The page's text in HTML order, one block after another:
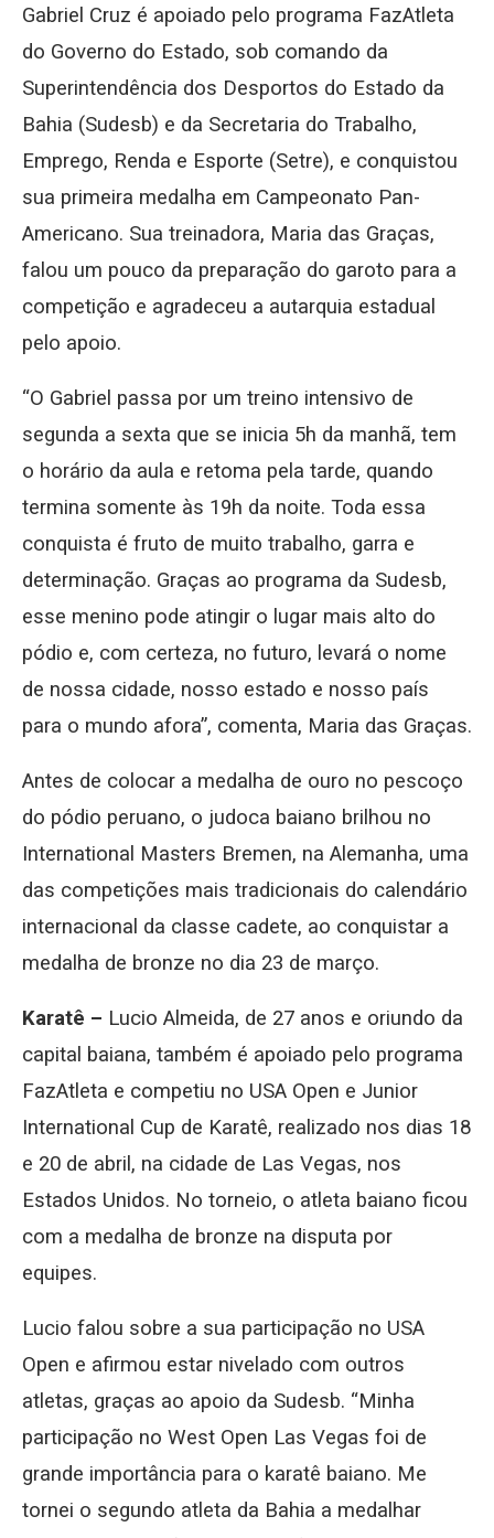
Gabriel Cruz é apoiado pelo programa FazAtleta
do Governo do Estado, sob comando da
Superintendência dos Desportos do Estado da
Bahia (Sudesb) e da Secretaria do Trabalho,
Emprego, Renda e Esporte (Setre), e conquistou
sua primeira medalha em Campeonato Pan-
Americano. Sua treinadora, Maria das Graças,
falou um pouco da preparação do garoto para a
competição e agradeceu a autarquia estadual
pelo apoio.
“O Gabriel passa por um treino intensivo de
segunda a sexta que se inicia 5h da manhã, tem
o horário da aula e retoma pela tarde, quando
termina somente às 19h da noite. Toda essa
conquista é fruto de muito trabalho, garra e
determinação. Graças ao programa da Sudesb,
esse menino pode atingir o lugar mais alto do
pódio e, com certeza, no futuro, levará o nome
de nossa cidade, nosso estado e nosso país
para o mundo afora”, comenta, Maria das Graças.
Antes de colocar a medalha de ouro no pescoço
do pódio peruano, o judoca baiano brilhou no
International Masters Bremen, na Alemanha, uma
das competições mais tradicionais do calendário
internacional da classe cadete, ao conquistar a
medalha de bronze no dia 23 de março.
Karatê – Lucio Almeida, de 27 anos e oriundo da
capital baiana, também é apoiado pelo programa
FazAtleta e competiu no USA Open e Junior
International Cup de Karatê, realizado nos dias 18
e 20 de abril, na cidade de Las Vegas, nos
Estados Unidos. No torneio, o atleta baiano ficou
com a medalha de bronze na disputa por
equipes.
Lucio falou sobre a sua participação no USA
Open e afirmou estar nivelado com outros
atletas, graças ao apoio da Sudesb. “Minha
participação no West Open Las Vegas foi de
grande importância para o karatê baiano. Me
tornei o segundo atleta da Bahia a medalhar